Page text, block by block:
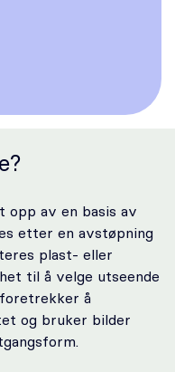
opp av en basis av
etter en avstøpning
plast- eller
til å velge utseende
å
og bruker bilder